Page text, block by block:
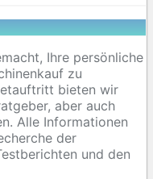
Ihre persönliche
zu
bieten wir
aber auch
Alle Informationen
der
und den